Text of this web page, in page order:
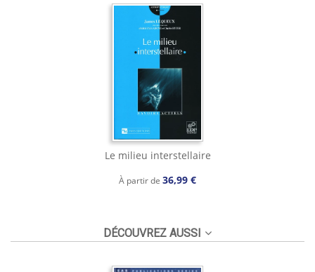
Le milieu interstellaire
À partir de 36,99 €
DÉCOUVREZ AUSSI